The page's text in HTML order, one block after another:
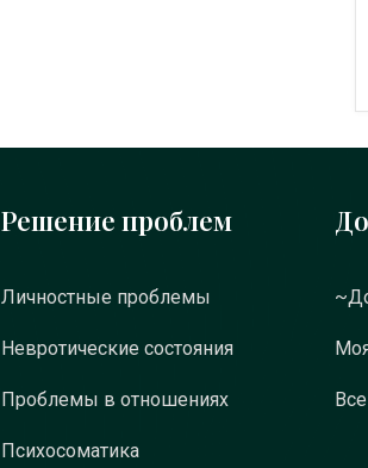
Решение проблем
Личностные проблемы
Невротические состояния
Проблемы в отношениях
Психосоматика